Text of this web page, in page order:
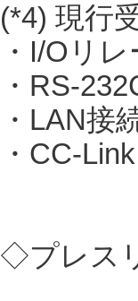
(*4) 現行
・I/Oリ
・RS-
・LAN接
・CC-
◇プレス